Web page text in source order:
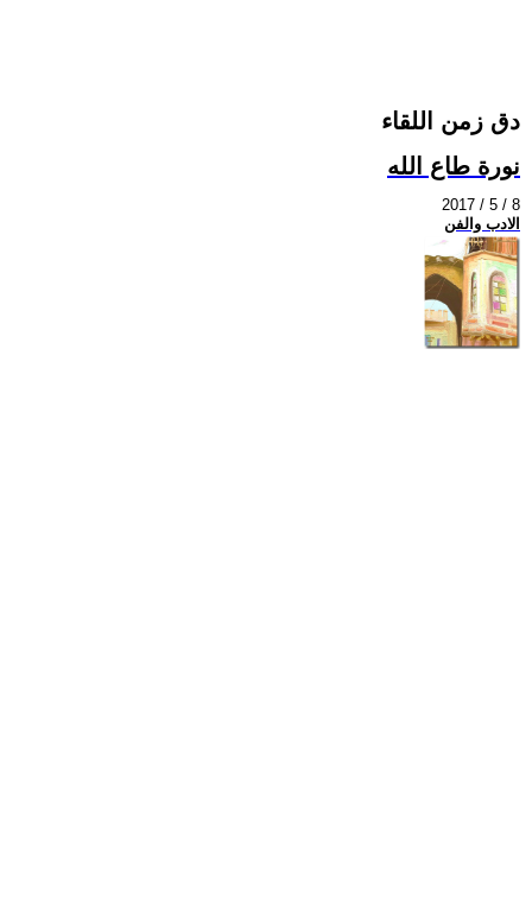
دق زمن اللقاء
نورة طاع الله
2017 / 5 / 8
الادب والفن